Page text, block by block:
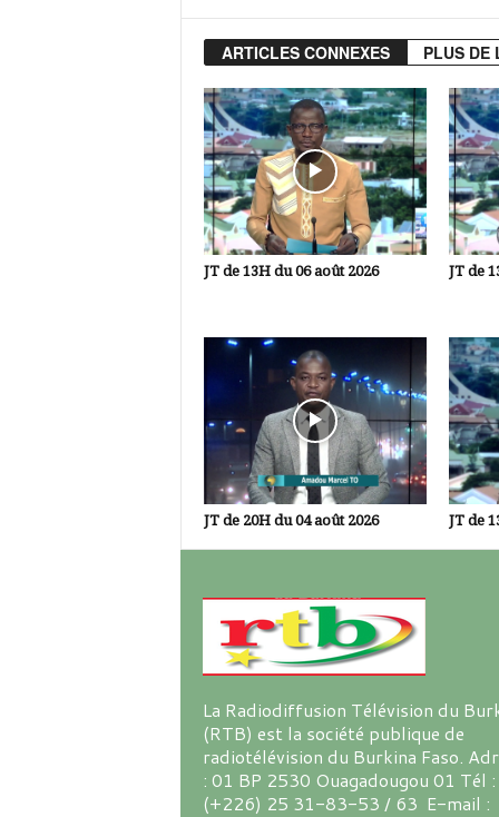
ARTICLES CONNEXES PLUS DE
JT de 13H du 06 août 2026 JT de
JT de 20H du 04 août 2026 JT de
La Radiodiffusion Télévision du
(RTB) est la société publique de
radiotélévision du Burkina Faso.
: 01 BP 2530 Ouagadougou 01 Tél :
(+226) 25 31-83-53 / 63 E-mail :